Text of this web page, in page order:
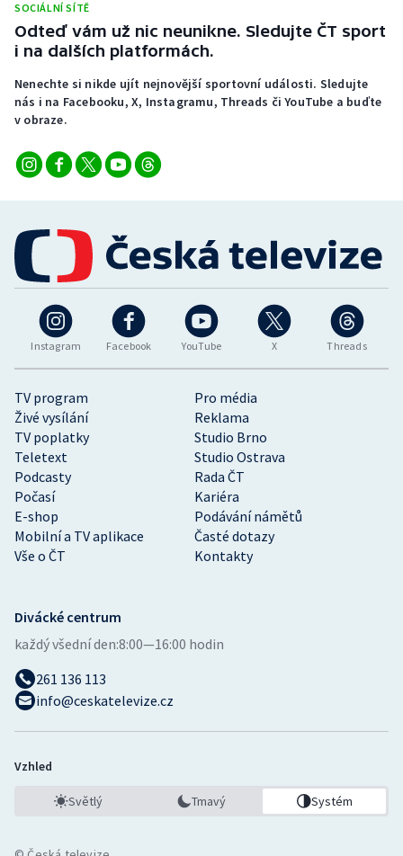
SOCIÁLNÍ SÍTĚ
Odteď vám už nic neunikne. Sledujte ČT sport
i na dalších platformách.
Nenechte si nikde ujít nejnovější sportovní události. Sledujte
nás i na Facebooku, X, Instagramu, Threads či YouTube a buďte
v obraze.
Instagram Facebook YouTube X Threads
TV program
Pro média
Živé vysílání
Reklama
TV poplatky
Studio Brno
Teletext
Studio Ostrava
Podcasty
Rada ČT
Počasí
Kariéra
E-shop
Podávání námětů
Mobilní a TV aplikace
Časté dotazy
Vše o ČT
Kontakty
Divácké centrum
každý všední den:8:00—16:00 hodin
261 136 113
info@ceskatelevize.cz
Vzhled
Světlý Tmavý Systém